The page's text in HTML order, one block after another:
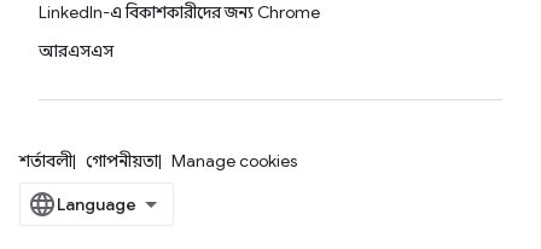
LinkedIn-এ বিকাশকারীদের জন্য Chrome
আরএসএস
শর্তাবলী গোপনীয়তা Manage cookies